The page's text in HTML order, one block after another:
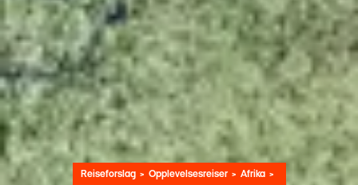
Reiseforslag Opplevelsesreiser Afrika